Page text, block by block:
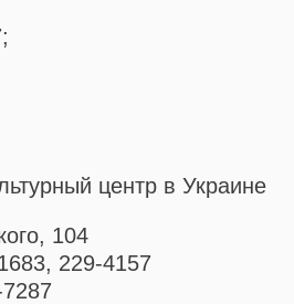
центр в Украине
104
229-4157